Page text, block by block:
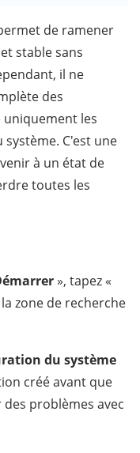
de ramener
stable sans
il ne
des
les
C'est une
à un état de
toutes les
», tapez «
zone de recherche
du système
créé avant que
problèmes avec